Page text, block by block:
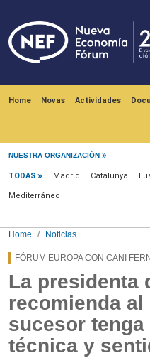
Home Novas Actividades
NUESTRA ORGANIZACIÓN
Menú noticias
TODAS Madrid Catalunya
Mediterráneo
Home Noticias
FÓRUM EUROPA CON CANI
La presidenta
recomienda
sucesor tenga
técnica y